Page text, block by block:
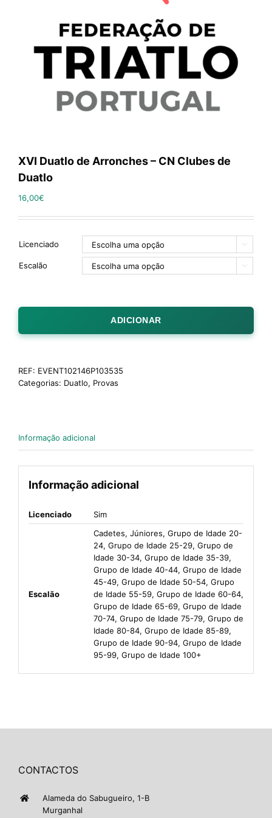
XVI Duatlo de Arronches – CN Clubes de
Duatlo
16,00€
Licenciado 
Escalão 
ADICIONAR
REF: EVENT102146P103535
Categorias: Duatlo, Provas
Informação adicional
Informação adicional
Licenciado Sim
Escalão
Cadetes, Júniores, Grupo de Idade 20-
24, Grupo de Idade 25-29, Grupo de
Idade 30-34, Grupo de Idade 35-39,
Grupo de Idade 40-44, Grupo de Idade
45-49, Grupo de Idade 50-54, Grupo
de Idade 55-59, Grupo de Idade 60-64,
Grupo de Idade 65-69, Grupo de Idade
70-74, Grupo de Idade 75-79, Grupo de
Idade 80-84, Grupo de Idade 85-89,
Grupo de Idade 90-94, Grupo de Idade
95-99, Grupo de Idade 100+
CONTACTOS
Alameda do Sabugueiro, 1-B
Murganhal